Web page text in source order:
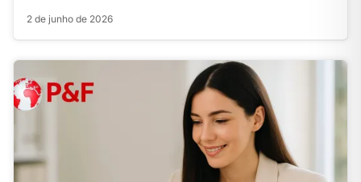
2 de junho de 2026